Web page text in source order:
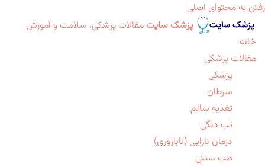
رفتن به محتوای اصلی
پزشک سایت مقالات پزشکی، سلامت و آموزش
خانه
مقالات پزشکی
پزشکی
سرطان
تغذیه سالم
تب دنگی
درمان نازایی (ناباروری)
طب سنتی